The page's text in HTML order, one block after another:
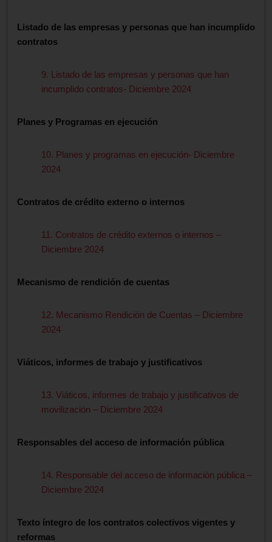
Listado de las empresas y personas que han incumplido
contratos
9. Listado de las empresas y personas que han
incumplido contratos- Diciembre 2024
Planes y Programas en ejecución
10. Planes y programas en ejecución- Diciembre
2024
Contratos de crédito externo o internos
11. Contratos de crédito externos o internos –
Diciembre 2024
Mecanismo de rendición de cuentas
12. Mecanismo Rendición de Cuentas – Diciembre
2024
Viáticos, informes de trabajo y justificativos
13. Viáticos, informes de trabajo y justificativos de
movilización – Diciembre 2024
Responsables del acceso de información pública
14. Responsable del acceso de información pública –
Diciembre 2024
Texto íntegro de los contratos colectivos vigentes y
reformas